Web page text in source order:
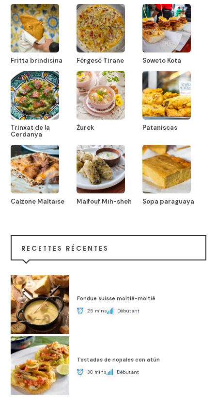
Fritta brindisina Fërgesë Tirane Soweto Kota
Trinxat de la
Cerdanya
Żurek Pataniscas
Calzone Maltaise Malfouf Mih-sheh Sopa paraguaya
RECETTES RÉCENTES
Fondue suisse moitié-moitié
25 mins Débutant
Tostadas de nopales con atún
30 mins Débutant